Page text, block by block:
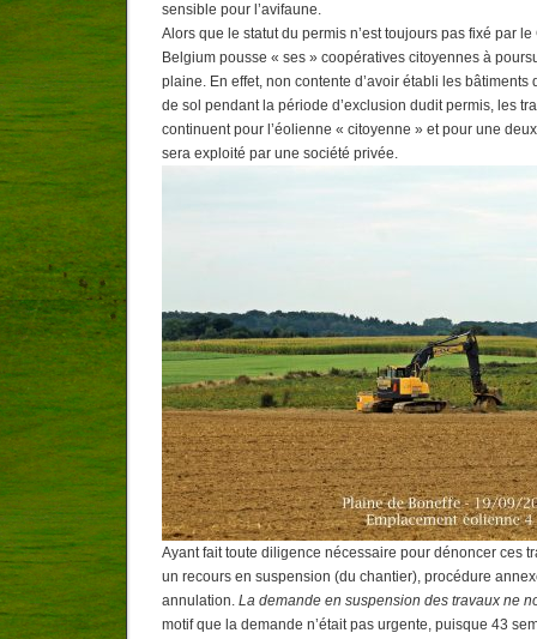
sensible pour l’avifaune.
Alors que le statut du permis n’est toujours pas fixé par
Belgium pousse « ses » coopératives citoyennes à
plaine. En effet, non contente d’avoir établi les bâtiments
de sol pendant la période d’exclusion dudit permis, les
continuent pour l’éolienne « citoyenne » et pour une
sera exploité par une société privée.
Ayant fait toute diligence nécessaire pour dénoncer ces
un recours en suspension (du chantier), procédure
annulation. La demande en suspension des travaux ne
motif que la demande n’était pas urgente, puisque 43